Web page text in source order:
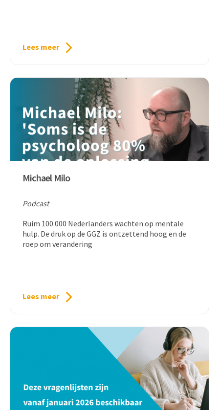
Lees meer
Michael Milo
Podcast
Ruim 100.000 Nederlanders wachten op mentale
hulp. De druk op de GGZ is ontzettend hoog en de
roep om verandering
Lees meer